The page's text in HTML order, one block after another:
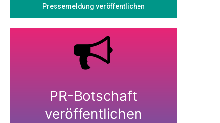
Pressemeldung veröffentlichen
PR-Botschaft
veröffentlichen